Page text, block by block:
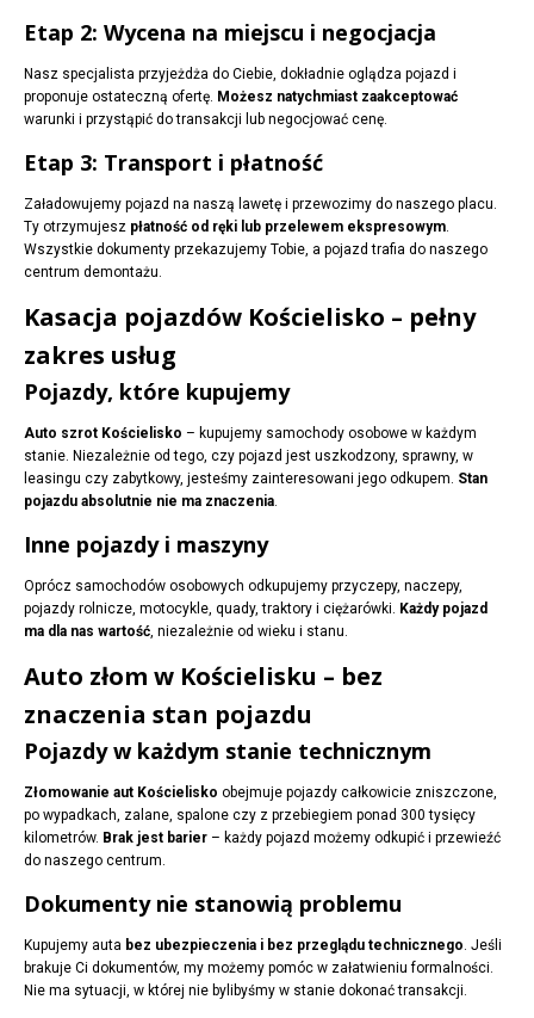
Etap 2: Wycena na miejscu i negocjacja
Nasz specjalista przyjeżdża do Ciebie, dokładnie oglądza pojazd i
proponuje ostateczną ofertę. Możesz natychmiast zaakceptować
warunki i przystąpić do transakcji lub negocjować cenę.
Etap 3: Transport i płatność
Załadowujemy pojazd na naszą lawetę i przewozimy do naszego placu.
Ty otrzymujesz płatność od ręki lub przelewem ekspresowym.
Wszystkie dokumenty przekazujemy Tobie, a pojazd trafia do naszego
centrum demontażu.
Kasacja pojazdów Kościelisko – pełny
zakres usług
Pojazdy, które kupujemy
Auto szrot Kościelisko – kupujemy samochody osobowe w każdym
stanie. Niezależnie od tego, czy pojazd jest uszkodzony, sprawny, w
leasingu czy zabytkowy, jesteśmy zainteresowani jego odkupem. Stan
pojazdu absolutnie nie ma znaczenia.
Inne pojazdy i maszyny
Oprócz samochodów osobowych odkupujemy przyczepy, naczepy,
pojazdy rolnicze, motocykle, quady, traktory i ciężarówki. Każdy pojazd
ma dla nas wartość, niezależnie od wieku i stanu.
Auto złom w Kościelisku – bez
znaczenia stan pojazdu
Pojazdy w każdym stanie technicznym
Złomowanie aut Kościelisko obejmuje pojazdy całkowicie zniszczone,
po wypadkach, zalane, spalone czy z przebiegiem ponad 300 tysięcy
kilometrów. Brak jest barier – każdy pojazd możemy odkupić i przewieźć
do naszego centrum.
Dokumenty nie stanowią problemu
Kupujemy auta bez ubezpieczenia i bez przeglądu technicznego. Jeśli
brakuje Ci dokumentów, my możemy pomóc w załatwieniu formalności.
Nie ma sytuacji, w której nie bylibyśmy w stanie dokonać transakcji.